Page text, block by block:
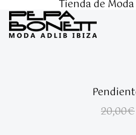
Tienda de
20,00€